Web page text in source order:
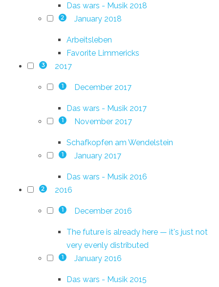
Das wars - Musik 2018
2 January 2018
Arbeitsleben
Favorite Limmericks
3 2017
1 December 2017
Das wars - Musik 2017
1 November 2017
Schafkopfen am Wendelstein
1 January 2017
Das wars - Musik 2016
2 2016
1 December 2016
The future is already here — it's just not
very evenly distributed
1 January 2016
Das wars - Musik 2015